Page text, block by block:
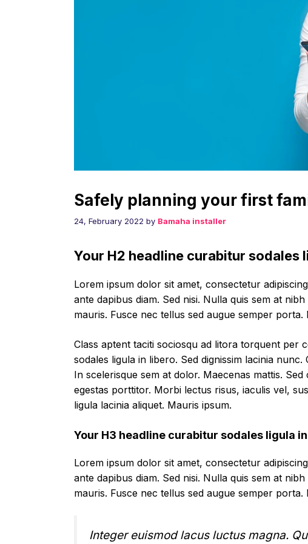
Safely planning your first
24, February 2022 by Bamaha installer
Your H2 headline curabitur sodales
Lorem ipsum dolor sit amet, consectetur
ante dapibus diam. Sed nisi. Nulla quis sem at
mauris. Fusce nec tellus sed augue semper
Class aptent taciti sociosqu ad litora torquent per
sodales ligula in libero. Sed dignissim lacinia
In scelerisque sem at dolor. Maecenas mattis.
egestas porttitor. Morbi lectus risus, iaculis vel,
ligula lacinia aliquet. Mauris ipsum.
Your H3 headline curabitur sodales ligula
Lorem ipsum dolor sit amet, consectetur
ante dapibus diam. Sed nisi. Nulla quis sem at
mauris. Fusce nec tellus sed augue semper
Integer euismod lacus luctus magna.